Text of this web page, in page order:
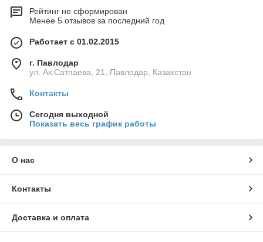
Рейтинг не сформирован
Менее 5 отзывов за последний год
Работает с 01.02.2015
г. Павлодар
ул. Ак.Сатпаева, 21, Павлодар, Казахстан
Контакты
Сегодня выходной
Показать весь график работы
О нас
Контакты
Доставка и оплата